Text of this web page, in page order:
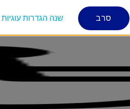
סרב שנה הגדרות עוגיות